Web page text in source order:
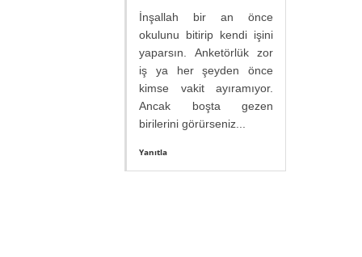
İnşallah bir an önce
okulunu bitirip kendi işini
yaparsın. Anketörlük zor
iş ya her şeyden önce
kimse vakit ayıramıyor.
Ancak boşta gezen
birilerini görürseniz...
Yanıtla